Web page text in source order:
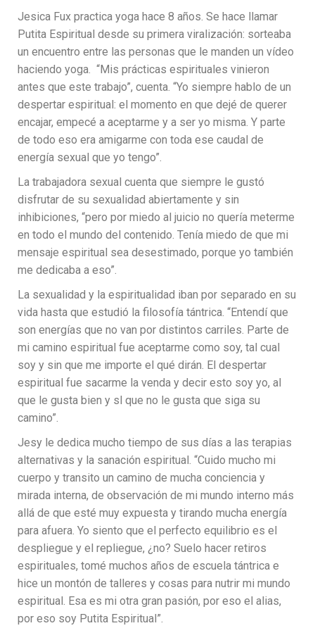
Jesica Fux practica yoga hace 8 años. Se hace llamar
Putita Espiritual desde su primera viralización: sorteaba
un encuentro entre las personas que le manden un vídeo
haciendo yoga. “Mis prácticas espirituales vinieron
antes que este trabajo”, cuenta. “Yo siempre hablo de un
despertar espiritual: el momento en que dejé de querer
encajar, empecé a aceptarme y a ser yo misma. Y parte
de todo eso era amigarme con toda ese caudal de
energía sexual que yo tengo”.
La trabajadora sexual cuenta que siempre le gustó
disfrutar de su sexualidad abiertamente y sin
inhibiciones, “pero por miedo al juicio no quería meterme
en todo el mundo del contenido. Tenía miedo de que mi
mensaje espiritual sea desestimado, porque yo también
me dedicaba a eso”.
La sexualidad y la espiritualidad iban por separado en su
vida hasta que estudió la filosofía tántrica. “Entendí que
son energías que no van por distintos carriles. Parte de
mi camino espiritual fue aceptarme como soy, tal cual
soy y sin que me importe el qué dirán. El despertar
espiritual fue sacarme la venda y decir esto soy yo, al
que le gusta bien y sl que no le gusta que siga su
camino”.
Jesy le dedica mucho tiempo de sus días a las terapias
alternativas y la sanación espiritual. “Cuido mucho mi
cuerpo y transito un camino de mucha conciencia y
mirada interna, de observación de mi mundo interno más
allá de que esté muy expuesta y tirando mucha energía
para afuera. Yo siento que el perfecto equilibrio es el
despliegue y el repliegue, ¿no? Suelo hacer retiros
espirituales, tomé muchos años de escuela tántrica e
hice un montón de talleres y cosas para nutrir mi mundo
espiritual. Esa es mi otra gran pasión, por eso el alias,
por eso soy Putita Espiritual”.